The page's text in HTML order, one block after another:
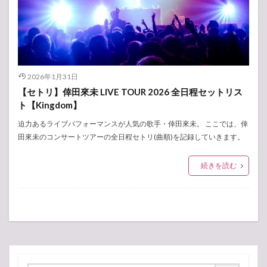
2026年1月31日
【セトリ】倖田來未 LIVE TOUR 2026 全日程セットリス
ト【Kingdom】
迫力あるライブパフォーマンスが人気の歌手・倖田來未。 ここでは、倖
田來未のコンサートツアーの全日程セトリ(曲順)を記録していきます。
続きを読む